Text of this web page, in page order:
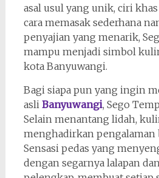
asal usul yang unik, ciri khas
cara memasak sederhana
penyajian yang menarik,
mampu menjadi simbol
kota Banyuwangi.
Bagi siapa pun yang ingin
asli Banyuwangi, Sego
Selain menantang lidah,
menghadirkan pengalaman
Sensasi pedas yang
dengan segarnya lalapan